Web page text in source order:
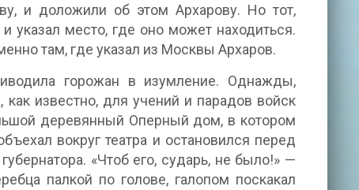
и доложили об этом Архарову. Но тот,
указал место, где оно может находиться.
там, где указал из Москвы Архаров.
горожан в изумление. Однажды,
известно, для учений и парадов войск
деревянный Оперный дом, в котором
вокруг театра и остановился перед
«Чтоб его, сударь, не было!» —
палкой по голове, галопом поскакал